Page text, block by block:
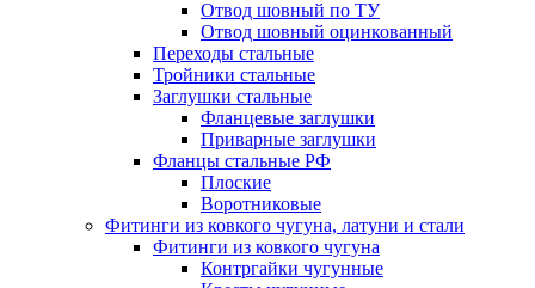
Отвод шовный по ТУ
Отвод шовный оцинкованный
Переходы стальные
Тройники стальные
Заглушки стальные
Фланцевые заглушки
Приварные заглушки
Фланцы стальные РФ
Плоские
Воротниковые
Фитинги из ковкого чугуна, латуни и стали
Фитинги из ковкого чугуна
Контргайки чугунные